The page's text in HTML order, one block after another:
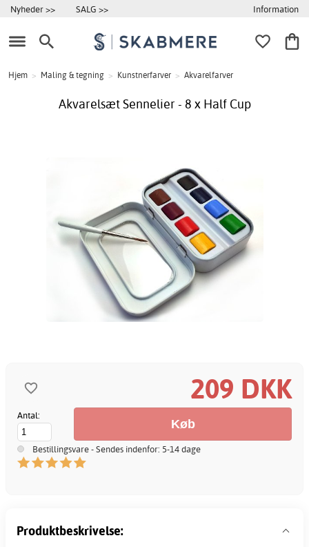
Nyheder >> SALG >> Information
Hjem > Maling & tegning > Kunstnerfarver > Akvarelfarver
Akvarelsæt Sennelier - 8 x Half Cup
209 DKK
Antal:
Bestillingsvare - Sendes indenfor: 5-14 dage
Produktbeskrivelse: